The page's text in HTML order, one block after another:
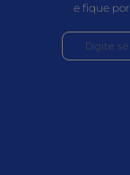
e fique